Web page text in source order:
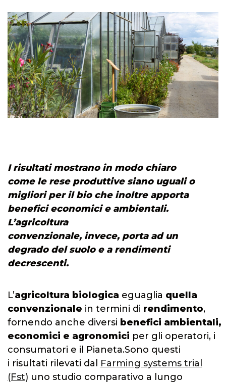
I risultati mostrano in modo chiaro
come le rese produttive siano uguali o
migliori per il bio che inoltre apporta
benefici economici e ambientali.
L’agricoltura
convenzionale, invece, porta ad un
degrado del suolo e a rendimenti
decrescenti.
L’agricoltura biologica eguaglia quella
convenzionale in termini di rendimento,
fornendo anche diversi benefici ambientali,
economici e agronomici per gli operatori, i
consumatori e il Pianeta.Sono questi
i risultati rilevati dal Farming systems trial
(Fst) uno studio comparativo a lungo